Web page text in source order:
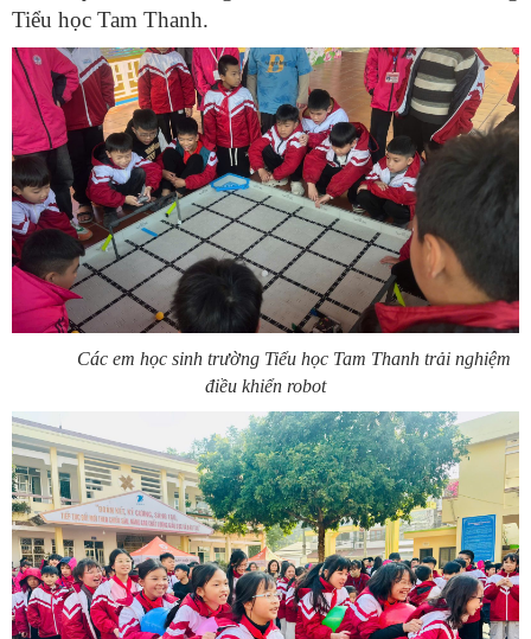
Tiểu học Tam Thanh.
Các em học sinh trường Tiểu học Tam Thanh trải nghiệm
điều khiển robot